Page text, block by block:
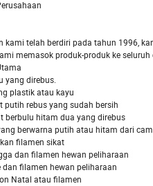
kami telah berdiri pada tahun 1996,
memasok produk-produk ke
yang direbus.
plastik atau kayu
putih rebus yang sudah bersih
berbulu hitam dua yang direbus
berwarna putih atau hitam dari
filamen sikat
dan filamen hewan peliharaan
dan filamen hewan peliharaan
Natal atau filamen